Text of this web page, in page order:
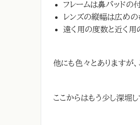
フレームは鼻パッドの
レンズの縦幅は広め
遠く用の度数と近く用
他にも色々とありますが
ここからはもう少し深堀し